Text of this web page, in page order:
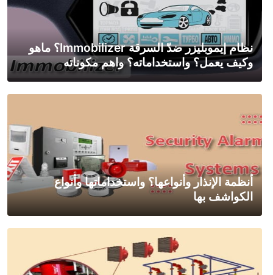
نظام إيموبليزر ضدّ السرقة Immobilizer؟ ماهو
وكيف يعمل؟ واستخداماته؟ واهم مكوناته
أنظمة الإنذار وأنواعها؟ واستخداماتها وأنواع
الكواشف بها